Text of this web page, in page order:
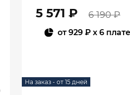
5 571 ₽ 6 190 ₽
от929 ₽x 6
На заказ - от 15 дней